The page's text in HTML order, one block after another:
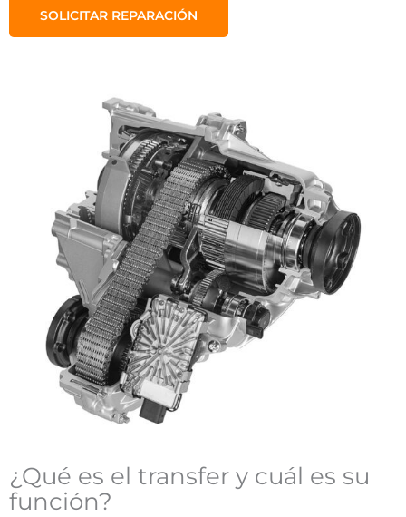
SOLICITAR REPARACIÓN
¿Qué es el transfer y cuál es su
función?